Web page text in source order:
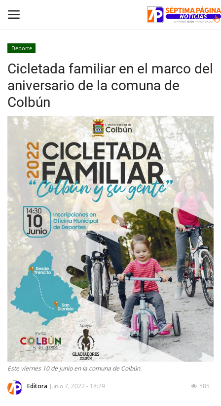
Inicio
Crónica
Policial
Tribunales
Deporte
Espectáculos
Deporte
Cicletada familiar en el marco del
aniversario de la comuna de
Colbún
Este viernes 10 de junio en la comuna de Colbún.
Editora Junio 7, 2022 - 18:29 585